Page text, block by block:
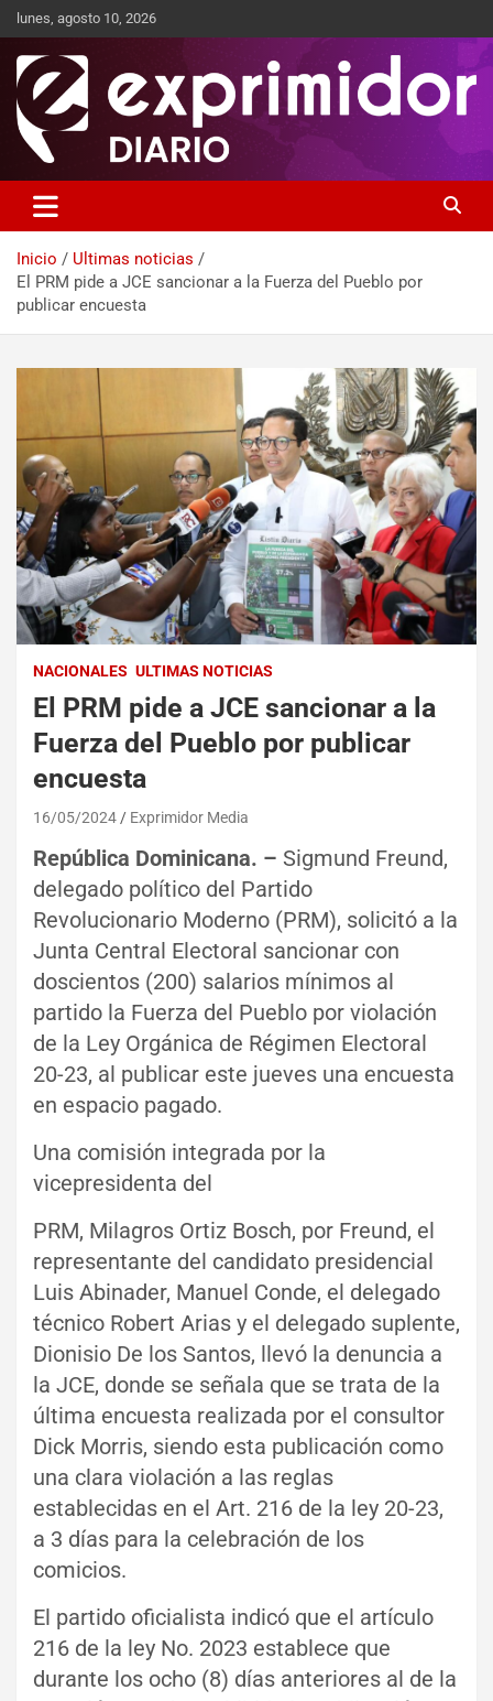
lunes, agosto 10, 2026
Exprimidor media
Inicio
Ultimas noticias
El PRM pide a JCE sancionar a la Fuerza del Pueblo por
publicar encuesta
NACIONALES ULTIMAS NOTICIAS
El PRM pide a JCE sancionar a la
Fuerza del Pueblo por publicar
encuesta
16/05/2024 Exprimidor Media
República Dominicana. – Sigmund Freund,
delegado político del Partido
Revolucionario Moderno (PRM), solicitó a la
Junta Central Electoral sancionar con
doscientos (200) salarios mínimos al
partido la Fuerza del Pueblo por violación
de la Ley Orgánica de Régimen Electoral
20-23, al publicar este jueves una encuesta
en espacio pagado.
Una comisión integrada por la
vicepresidenta del
PRM, Milagros Ortiz Bosch, por Freund, el
representante del candidato presidencial
Luis Abinader, Manuel Conde, el delegado
técnico Robert Arias y el delegado suplente,
Dionisio De los Santos, llevó la denuncia a
la JCE, donde se señala que se trata de la
última encuesta realizada por el consultor
Dick Morris, siendo esta publicación como
una clara violación a las reglas
establecidas en el Art. 216 de la ley 20-23,
a 3 días para la celebración de los
comicios.
El partido oficialista indicó que el artículo
216 de la ley No. 2023 establece que
durante los ocho (8) días anteriores al de la